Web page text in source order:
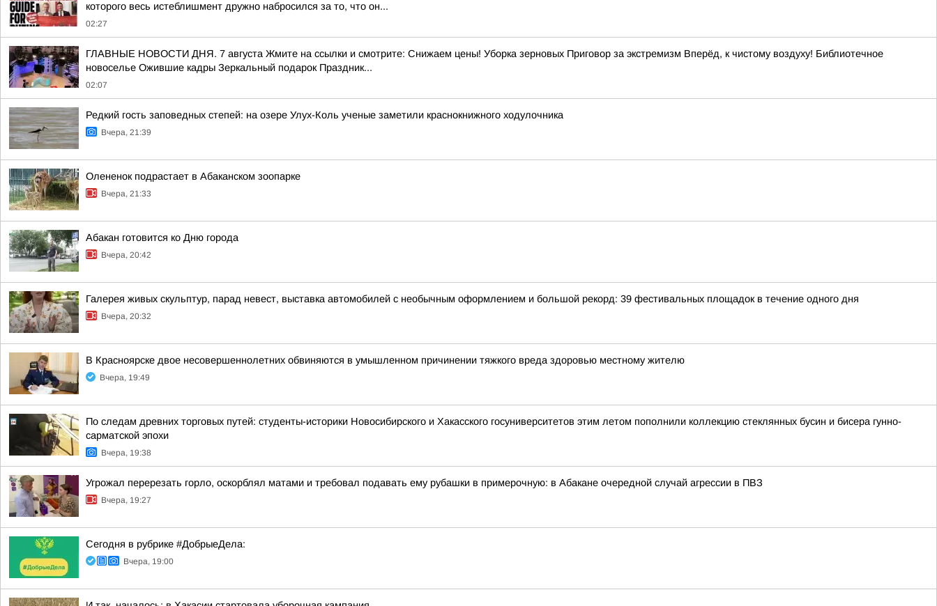
которого весь истеблишмент дружно набросился за то, что он...
02:27
ГЛАВНЫЕ НОВОСТИ ДНЯ. 7 августа Жмите на ссылки и смотрите: Снижаем цены! Уборка зерновых Приговор за экстремизм Вперёд, к чистому воздуху! Библиотечное
новоселье Ожившие кадры Зеркальный подарок Праздник...
02:07
Редкий гость заповедных степей: на озере Улух-Коль ученые заметили краснокнижного ходулочника
Вчера, 21:39
Олененок подрастает в Абаканском зоопарке
Вчера, 21:33
Абакан готовится ко Дню города
Вчера, 20:42
Галерея живых скульптур, парад невест, выставка автомобилей с необычным оформлением и большой рекорд: 39 фестивальных площадок в течение одного дня
Вчера, 20:32
В Красноярске двое несовершеннолетних обвиняются в умышленном причинении тяжкого вреда здоровью местному жителю
Вчера, 19:49
По следам древних торговых путей: студенты-историки Новосибирского и Хакасского госуниверситетов этим летом пополнили коллекцию стеклянных бусин и бисера гунно-
сарматской эпохи
Вчера, 19:38
Угрожал перерезать горло, оскорблял матами и требовал подавать ему рубашки в примерочную: в Абакане очередной случай агрессии в ПВЗ
Вчера, 19:27
Сегодня в рубрике #ДобрыеДела:
Вчера, 19:00